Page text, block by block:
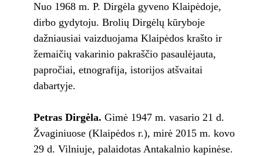
Nuo 1968 m. P. Dirgėla gyveno Klaipėdoje,
dirbo gydytoju. Brolių Dirgėlų kūryboje
dažniausiai vaizduojama Klaipėdos krašto ir
žemaičių vakarinio pakraščio pasaulėjauta,
papročiai, etnografija, istorijos atšvaitai
dabartyje.
Petras Dirgėla. Gimė 1947 m. vasario 21 d.
Žvaginiuose (Klaipėdos r.), mirė 2015 m. kovo
29 d. Vilniuje, palaidotas Antakalnio kapinėse.